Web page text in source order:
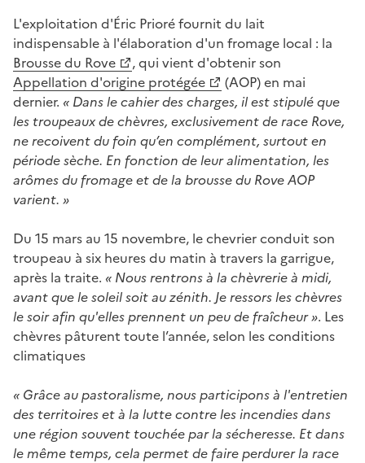
L'exploitation d'Éric Prioré fournit du lait
indispensable à l'élaboration d'un fromage local : la
Brousse du Rove
, qui vient d'obtenir son
Appellation d'origine protégée
(AOP) en mai
dernier. « Dans le cahier des charges, il est stipulé que
les troupeaux de chèvres, exclusivement de race Rove,
ne recoivent du foin qu’en complément, surtout en
période sèche. En fonction de leur alimentation, les
arômes du fromage et de la brousse du Rove AOP
varient. »
Du 15 mars au 15 novembre, le chevrier conduit son
troupeau à six heures du matin à travers la garrigue,
après la traite. « Nous rentrons à la chèvrerie à midi,
avant que le soleil soit au zénith. Je ressors les chèvres
le soir afin qu'elles prennent un peu de fraîcheur ». Les
chèvres pâturent toute l’année, selon les conditions
climatiques
« Grâce au pastoralisme, nous participons à l'entretien
des territoires et à la lutte contre les incendies dans
une région souvent touchée par la sécheresse. Et dans
le même temps, cela permet de faire perdurer la race